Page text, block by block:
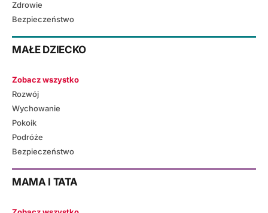
Zdrowie
Bezpieczeństwo
MAŁE DZIECKO
Zobacz wszystko
Rozwój
Wychowanie
Pokoik
Podróże
Bezpieczeństwo
MAMA I TATA